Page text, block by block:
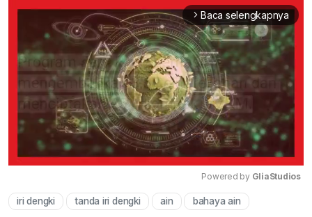
arrow_forward_ios Baca selengkapnya
Powered by GliaStudios
iri dengki tanda iri dengki ain bahaya ain